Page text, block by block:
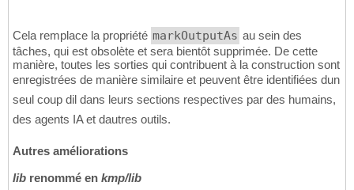
15
- directory:
Cela remplace la propriété markOutputAs au sein des
tâches, qui est obsolète et sera bientôt supprimée. De cette
manière, toutes les sorties qui contribuent à la construction sont
enregistrées de manière similaire et peuvent être identifiées dun
seul coup dil dans leurs sections respectives par des humains,
des agents IA et dautres outils.
Autres améliorations
lib renommé en kmp/lib